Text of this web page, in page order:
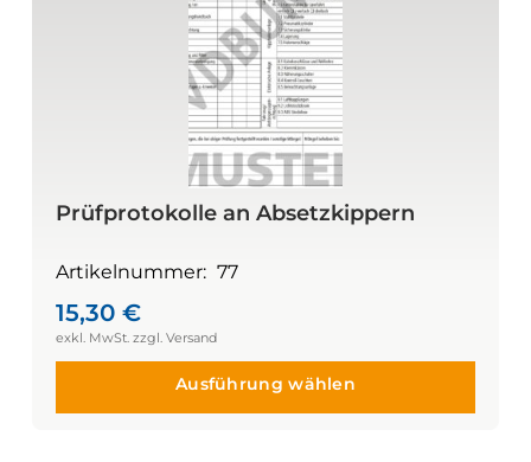
Prüfprotokolle an Absetzkippern
Artikelnummer: 77
15,30 €
Ausführung wählen